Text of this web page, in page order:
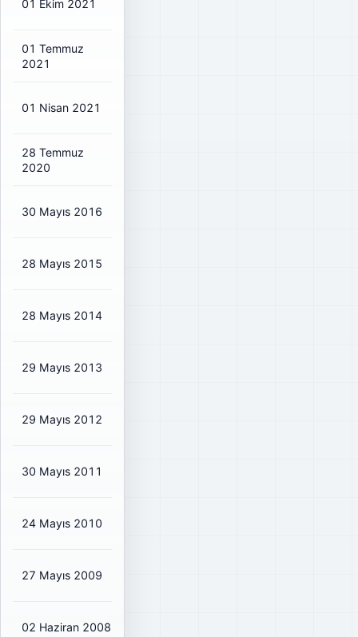
01 Ekim 2021
01 Temmuz
2021
01 Nisan 2021
28 Temmuz
2020
30 Mayıs 2016
28 Mayıs 2015
28 Mayıs 2014
29 Mayıs 2013
29 Mayıs 2012
30 Mayıs 2011
24 Mayıs 2010
27 Mayıs 2009
02 Haziran 2008